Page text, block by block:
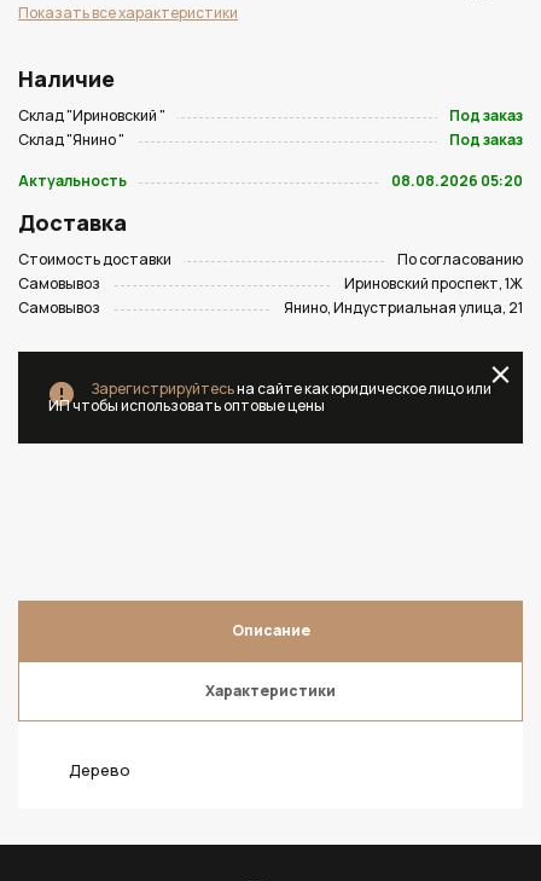
Показать все характеристики
Наличие
Склад "Ириновский "
Под заказ
Склад "Янино "
Под заказ
Актуальность
08.08.2026 05:20
Доставка
Стоимость доставки
По согласованию
Самовывоз
Ириновский проспект, 1Ж
Самовывоз
Янино, Индустриальная улица, 21
Зарегистрируйтесьна сайте как юридическое лицо или
ИП чтобы использовать оптовые цены
Описание
Характеристики
Дерево